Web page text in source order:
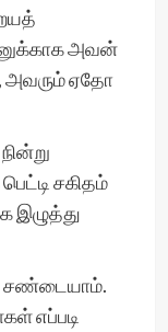
அவன்
அவரும் ஏதோ
சகிதம்
இழுத்து
சண்டையாம்.
எப்படி